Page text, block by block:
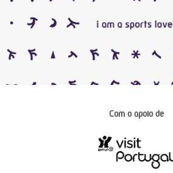
Com o apoio de